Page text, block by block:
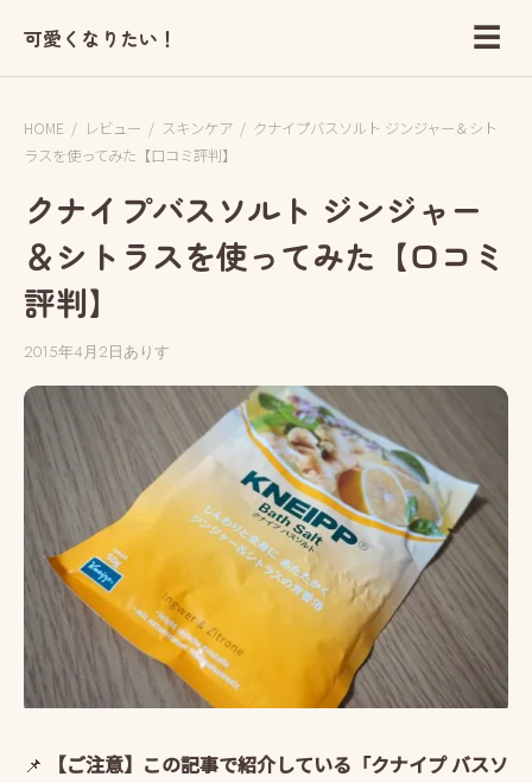
可愛くなりたい！ ☰
HOME / レビュー / スキンケア / クナイプバスソルト ジンジャー＆シト
ラスを使ってみた【口コミ評判】
クナイプバスソルト ジンジャー
＆シトラスを使ってみた【口コミ
評判】
2015年4月2日ありす
📌
【ご注意】この記事で紹介している「クナイプ バスソ